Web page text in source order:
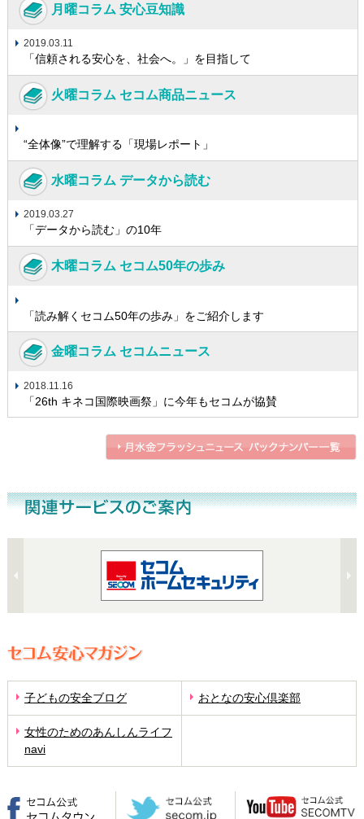
月曜コラム 安心豆知識
2019.03.11
「信頼される安心を、社会へ。」を目指して
火曜コラム セコム商品ニュース
“全体像”で理解する「現場レポート」
水曜コラム データから読む
2019.03.27
「データから読む」の10年
木曜コラム セコム50年の歩み
「読み解くセコム50年の歩み」をご紹介します
金曜コラム セコムニュース
2018.11.16
「26th キネコ国際映画祭」に今年もセコムが協賛
子どもの安全ブログ おとなの安心倶楽部
女性のためのあんしんライフ
navi